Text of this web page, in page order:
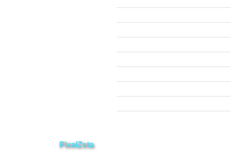
Zamora
Yantzaza
Centinela del Cóndor
El Pangui
Palanda
Nangaritza
Paquisha
Chinchipe
PixelZeta